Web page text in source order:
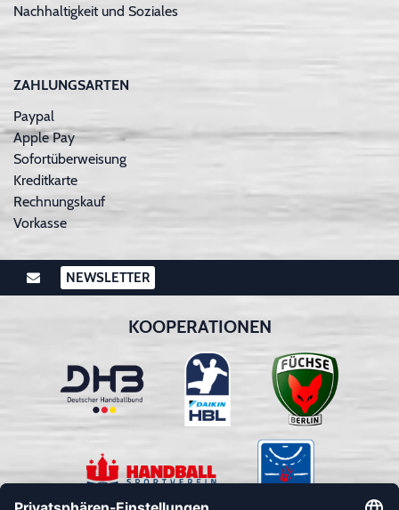
Nachhaltigkeit und Soziales
ZAHLUNGSARTEN
Paypal
Apple Pay
Sofortüberweisung
Kreditkarte
Rechnungskauf
Vorkasse
NEWSLETTER
KOOPERATIONEN